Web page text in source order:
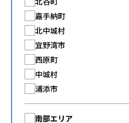
嘉手納町
北中城村
宜野湾市
西原町
中城村
浦添市
南部エリア